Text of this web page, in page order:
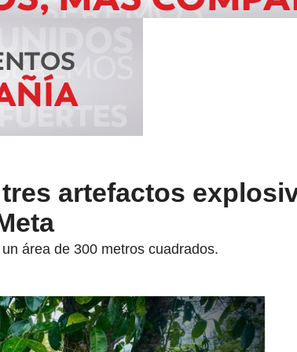
artefactos
área de 300 metros cuadrados.